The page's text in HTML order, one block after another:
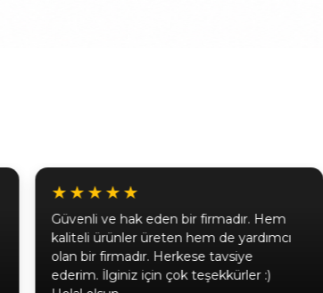
★★★★★
Güvenli ve hak eden bir firmadır. Hem
kaliteli ürünler üreten hem de yardımcı
olan bir firmadır. Herkese tavsiye
ederim. İlginiz için çok teşekkürler :)